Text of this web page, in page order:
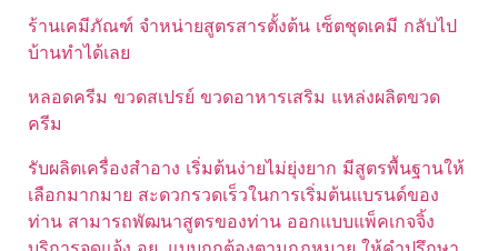
ร้านเคมีภัณฑ์ จำหน่ายสูตรสารตั้งต้น เซ็ตชุดเคมี กลับไป
บ้านทำได้เลย
หลอดครีม ขวดสเปรย์ ขวดอาหารเสริม แหล่งผลิตขวด
ครีม
รับผลิตเครื่องสำอาง เริ่มต้นง่ายไม่ยุ่งยาก มีสูตรพื้นฐานให้
เลือกมากมาย สะดวกรวดเร็วในการเริ่มต้นแบรนด์ของ
ท่าน สามารถพัฒนาสูตรของท่าน ออกแบบแพ็คเกจจิ้ง